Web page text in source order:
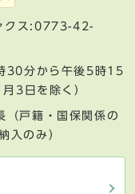
クス:0773-42-
30分から午後5時15
3日を除く）
（戸籍・国保関係の
入のみ）